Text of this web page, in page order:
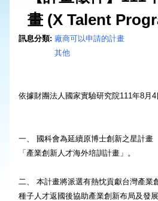
畫 (X Talent
訊息分類: 廠商可以申請的計畫
其他
依據財團法人國家實驗研究院111年8月
一、 國科會為延續原博士創新之星計畫
「產業創新人才海外培訓計畫」。
二、 本計畫將派選有熱忱貢獻台灣產業
種子人才返國後協助產業創新布局及發